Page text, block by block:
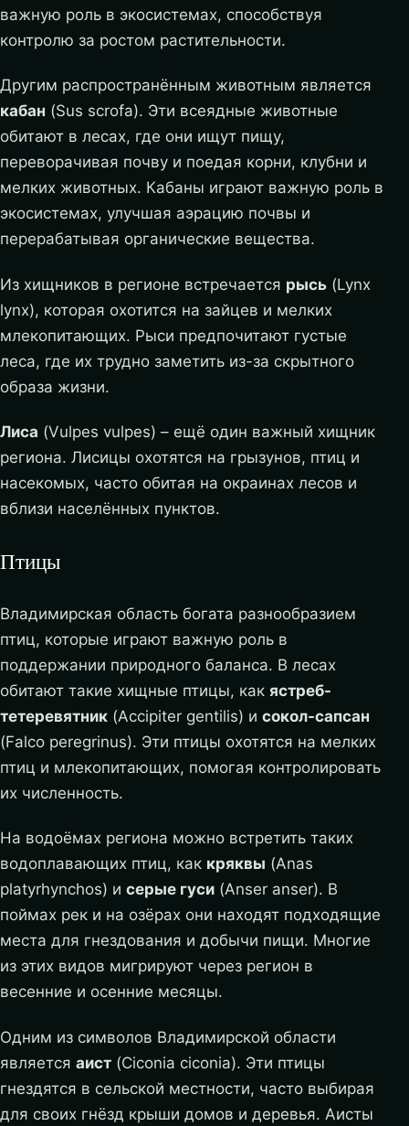
важную роль в экосистемах, способствуя
контролю за ростом растительности.
Другим распространённым животным является
кабан (Sus scrofa). Эти всеядные животные
обитают в лесах, где они ищут пищу,
переворачивая почву и поедая корни, клубни и
мелких животных. Кабаны играют важную роль в
экосистемах, улучшая аэрацию почвы и
перерабатывая органические вещества.
Из хищников в регионе встречается рысь (Lynx
lynx), которая охотится на зайцев и мелких
млекопитающих. Рыси предпочитают густые
леса, где их трудно заметить из-за скрытного
образа жизни.
Лиса (Vulpes vulpes) – ещё один важный хищник
региона. Лисицы охотятся на грызунов, птиц и
насекомых, часто обитая на окраинах лесов и
вблизи населённых пунктов.
Птицы
Владимирская область богата разнообразием
птиц, которые играют важную роль в
поддержании природного баланса. В лесах
обитают такие хищные птицы, как ястреб-
тетеревятник (Accipiter gentilis) и сокол-сапсан
(Falco peregrinus). Эти птицы охотятся на мелких
птиц и млекопитающих, помогая контролировать
их численность.
На водоёмах региона можно встретить таких
водоплавающих птиц, как кряквы (Anas
platyrhynchos) и серые гуси (Anser anser). В
поймах рек и на озёрах они находят подходящие
места для гнездования и добычи пищи. Многие
из этих видов мигрируют через регион в
весенние и осенние месяцы.
Одним из символов Владимирской области
является аист (Ciconia ciconia). Эти птицы
гнездятся в сельской местности, часто выбирая
для своих гнёзд крыши домов и деревья. Аисты